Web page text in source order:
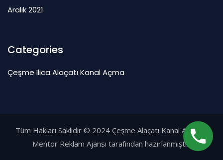
Aralık 2021
Categories
Çeşme Ilıca Alaçatı Kanal Açma
Tüm Hakları Saklıdır © 2024 Çeşme Alaçatı Kanal Açma
Mentor Reklam Ajansı tarafından hazırlanmıştır.